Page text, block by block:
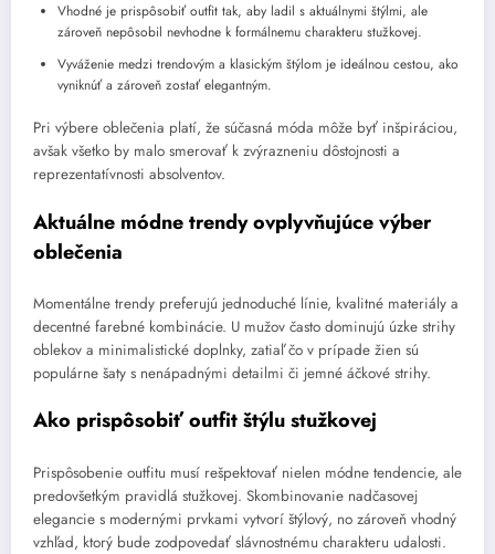
Vhodné je prispôsobiť outfit tak, aby ladil s aktuálnymi štýlmi, ale
zároveň nepôsobil nevhodne k formálnemu charakteru stužkovej.
Vyváženie medzi trendovým a klasickým štýlom je ideálnou cestou, ako
vyniknúť a zároveň zostať elegantným.
Pri výbere oblečenia platí, že súčasná móda môže byť inšpiráciou,
avšak všetko by malo smerovať k zvýrazneniu dôstojnosti a
reprezentatívnosti absolventov.
Aktuálne módne trendy ovplyvňujúce výber
oblečenia
Momentálne trendy preferujú jednoduché línie, kvalitné materiály a
decentné farebné kombinácie. U mužov často dominujú úzke strihy
oblekov a minimalistické doplnky, zatiaľ čo v prípade žien sú
populárne šaty s nenápadnými detailmi či jemné áčkové strihy.
Ako prispôsobiť outfit štýlu stužkovej
Prispôsobenie outfitu musí rešpektovať nielen módne tendencie, ale
predovšetkým pravidlá stužkovej. Skombinovanie nadčasovej
elegancie s modernými prvkami vytvorí štýlový, no zároveň vhodný
vzhľad, ktorý bude zodpovedať slávnostnému charakteru udalosti.